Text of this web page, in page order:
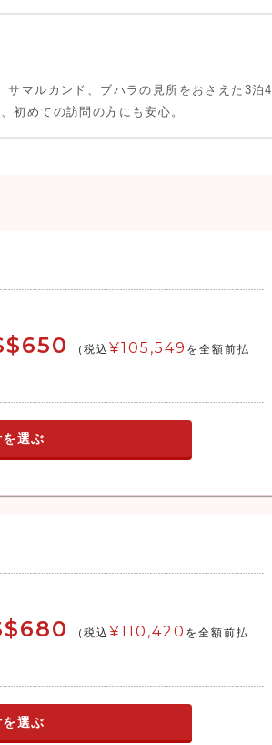
マルカンド、ブハラの見所をおさえた3泊4
初めての訪問の方にも安心。
(税込 ¥105,549 を全額前払
を選ぶ
(税込 ¥110,420 を全額前払
を選ぶ